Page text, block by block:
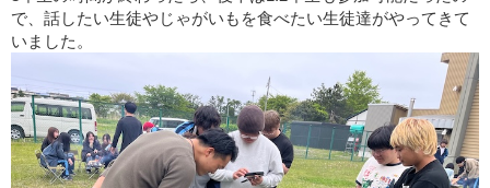
で、話したい生徒やじゃがいもを食べたい生徒達がやってきて
いました。